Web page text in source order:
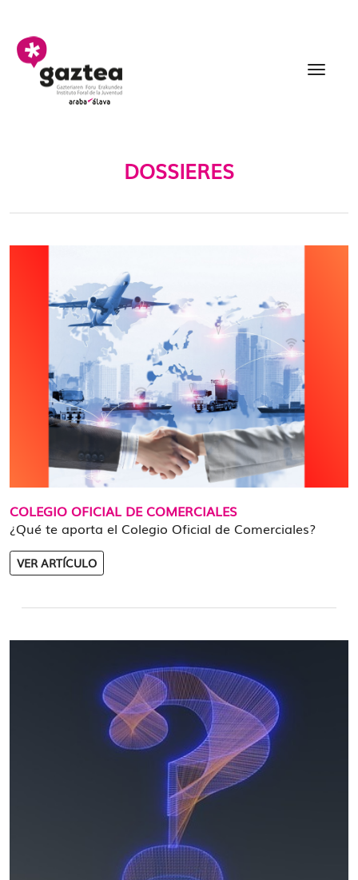
Saltar al contenido principal
DOSSIERES
COLEGIO OFICIAL DE COMERCIALES
¿Qué te aporta el Colegio Oficial de Comerciales?
VER ARTÍCULO